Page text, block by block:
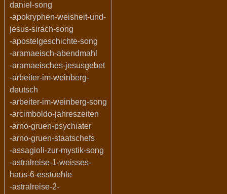
daniel-song
-apokryphen-weisheit-und-
jesus-sirach-song
-apostelgeschichte-song
-aramaeisch-abendmahl
-aramaeisches-jesusgebet
-arbeiter-im-weinberg-
deutsch
-arbeiter-im-weinberg-song
-arcimboldo-jahreszeiten
-arno-gruen-psychiater
-arno-gruen-staatschefs
-assagioli-zur-mystik-song
-astralreise-1-weisses-
haus-6-esstuehle
-astralreise-2-